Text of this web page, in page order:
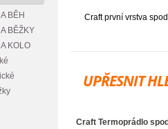
BĚH
BĚŽKY
KOLO
Craft první vrstva
UPŘESNIT
Craft Termoprádlo